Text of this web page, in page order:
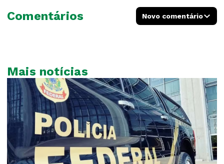
Comentários Novo comentário
Mais notícias